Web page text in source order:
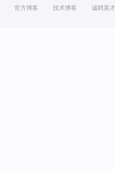
官方博客 技术博客 诚聘英才